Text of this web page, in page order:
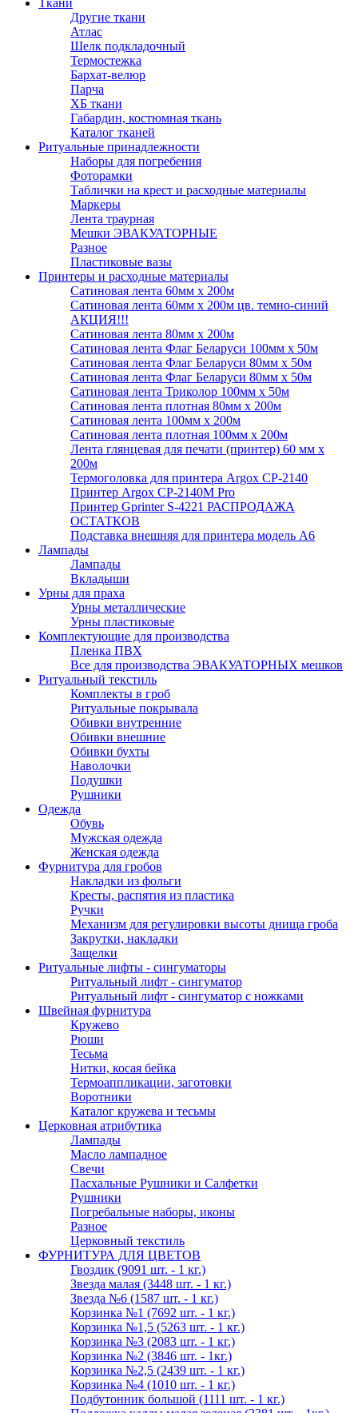
Ткани
Другие ткани
Атлас
Шелк подкладочный
Термостежка
Бархат-велюр
Парча
ХБ ткани
Габардин, костюмная ткань
Каталог тканей
Ритуальные принадлежности
Наборы для погребения
Фоторамки
Таблички на крест и расходные материалы
Маркеры
Лента траурная
Мешки ЭВАКУАТОРНЫЕ
Разное
Пластиковые вазы
Принтеры и расходные материалы
Сатиновая лента 60мм х 200м
Сатиновая лента 60мм х 200м цв. темно-синий
АКЦИЯ!!!
Сатиновая лента 80мм х 200м
Сатиновая лента Флаг Беларуси 100мм х 50м
Сатиновая лента Флаг Беларуси 80мм х 50м
Сатиновая лента Флаг Беларуси 80мм х 50м
Сатиновая лента Триколор 100мм х 50м
Сатиновая лента плотная 80мм х 200м
Сатиновая лента 100мм х 200м
Сатиновая лента плотная 100мм х 200м
Лента глянцевая для печати (принтер) 60 мм х
200м
Термоголовка для принтера Argox CP-2140
Принтер Argox CP-2140M Pro
Принтер Gprinter S-4221 РАСПРОДАЖА
ОСТАТКОВ
Подставка внешняя для принтера модель А6
Лампады
Лампады
Вкладыши
Урны для праха
Урны металлические
Урны пластиковые
Комплектующие для производства
Пленка ПВХ
Все для производства ЭВАКУАТОРНЫХ мешков
Ритуальный текстиль
Комплекты в гроб
Ритуальные покрывала
Обивки внутренние
Обивки внешние
Обивки бухты
Наволочки
Подушки
Рушники
Одежда
Обувь
Мужская одежда
Женская одежда
Фурнитура для гробов
Накладки из фольги
Кресты, распятия из пластика
Ручки
Механизм для регулировки высоты днища гроба
Закрутки, накладки
Защелки
Ритуальные лифты - сингуматоры
Ритуальный лифт - сингуматор
Ритуальный лифт - сингуматор с ножками
Швейная фурнитура
Кружево
Рюши
Тесьма
Нитки, косая бейка
Термоаппликации, заготовки
Воротники
Каталог кружева и тесьмы
Церковная атрибутика
Лампады
Масло лампадное
Свечи
Пасхальные Рушники и Салфетки
Рушники
Погребальные наборы, иконы
Разное
Церковный текстиль
ФУРНИТУРА ДЛЯ ЦВЕТОВ
Гвоздик (9091 шт. - 1 кг.)
Звезда малая (3448 шт. - 1 кг.)
Звезда №6 (1587 шт. - 1 кг.)
Корзинка №1 (7692 шт. - 1 кг.)
Корзинка №1,5 (5263 шт. - 1 кг.)
Корзинка №3 (2083 шт. - 1 кг.)
Корзинка №2 (3846 шт. - 1кг.)
Корзинка №2,5 (2439 шт. - 1 кг.)
Корзинка №4 (1010 шт. - 1 кг.)
Подбутонник большой (1111 шт. - 1 кг.)